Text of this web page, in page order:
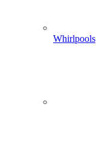
Whirlpools